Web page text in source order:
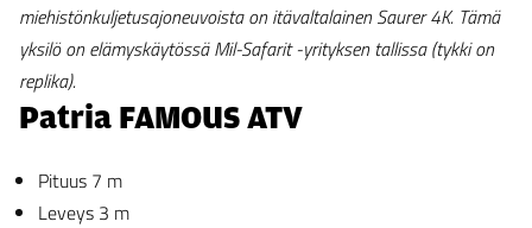
miehistönkuljetusajoneuvoista on itävaltalainen Saurer 4K. Tämä
yksilö on elämyskäytössä Mil-Safarit -yrityksen tallissa (tykki on
replika).
Patria FAMOUS ATV
Pituus 7 m
Leveys 3 m